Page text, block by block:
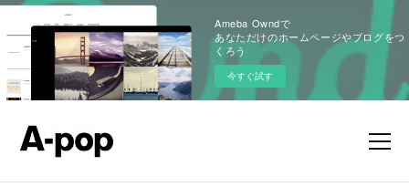
Ameba Owndで
あなただけのホームページやブログをつ
くろう
今すぐ試す